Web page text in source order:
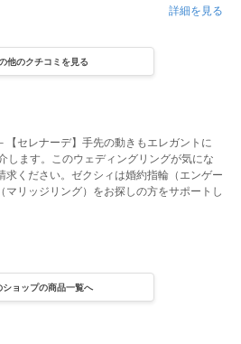
詳細を見る
他のクチコミを見る
【セレナーデ】手先の動きもエレガントに
します。このウェディングリングが気にな
求ください。ゼクシィは婚約指輪（エンゲー
マリッジリング）をお探しの方をサポートし
ショップの商品一覧へ